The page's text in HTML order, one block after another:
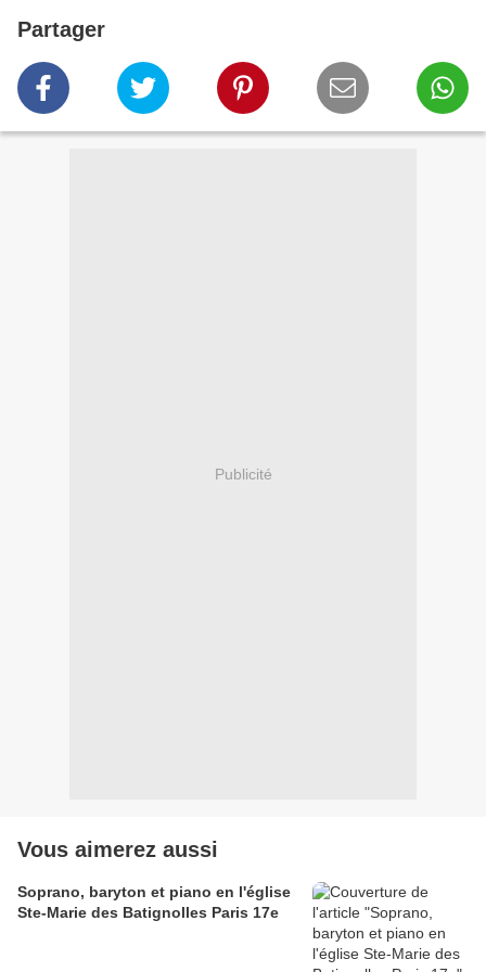
Partager
Publicité
Vous aimerez aussi
Soprano, baryton et piano en l'église
Ste-Marie des Batignolles Paris 17e